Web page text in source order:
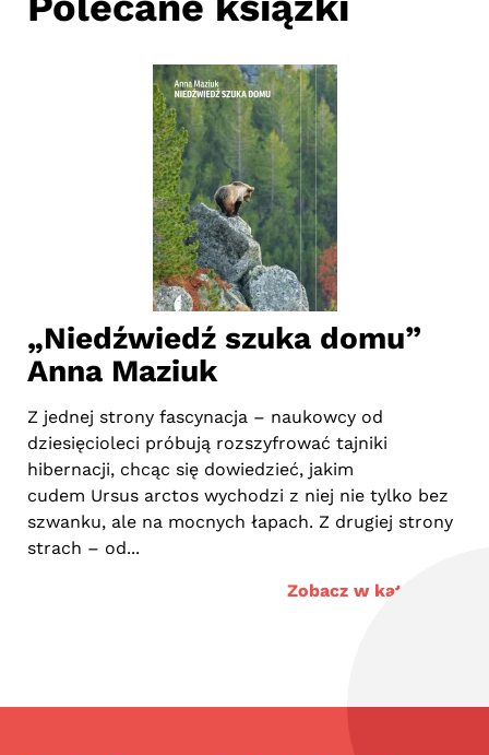
„Niedźwiedź szuka domu”
Anna Maziuk
Z jednej strony fascynacja – naukowcy od
dziesięcioleci próbują rozszyfrować tajniki
hibernacji, chcąc się dowiedzieć, jakim
cudem Ursus arctos wychodzi z niej nie tylko bez
szwanku, ale na mocnych łapach. Z drugiej strony
strach – od...
Zobacz w katalogu